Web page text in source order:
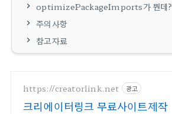
optimizePackageImports가 뭔데?
주의사항
참고자료
https://creatorlink.net 광고
크리에이터링크 무료사이트제작